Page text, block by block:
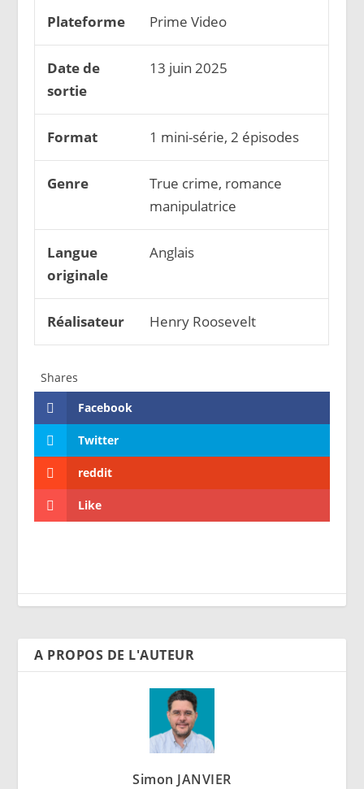
Plateforme Prime Video
Date de
sortie
13 juin 2025
Format 1 mini-série, 2 épisodes
Genre
True crime, romance
manipulatrice
Langue
originale
Anglais
Réalisateur Henry Roosevelt
Shares
Facebook
Twitter
reddit
Like
A PROPOS DE L'AUTEUR
Simon JANVIER